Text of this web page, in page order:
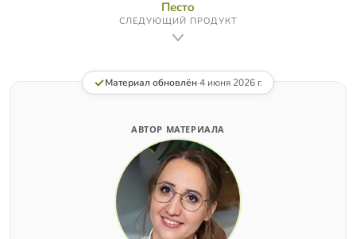
Песто
СЛЕДУЮЩИЙ ПРОДУКТ
Материал обновлён·4 июня 2026 г.
АВТОР МАТЕРИАЛА